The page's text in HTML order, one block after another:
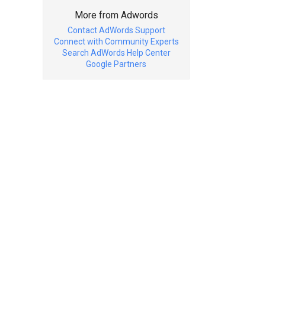
More from Adwords
Contact AdWords Support
Connect with Community Experts
Search AdWords Help Center
Google Partners